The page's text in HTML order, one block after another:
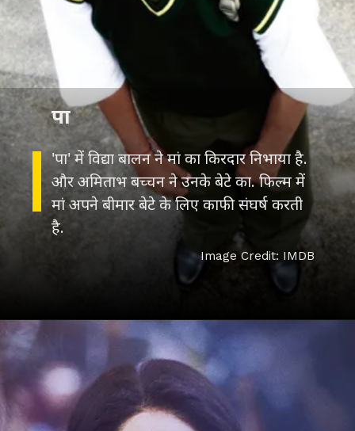
'पा' में विद्या बालन ने मां का किरदार निभाया है.
और अमिताभ बच्चन ने उनके बेटे का. फिल्म में
मां अपने बीमार बेटे के लिए काफी संघर्ष करती
पा
Image Credit: IMDB